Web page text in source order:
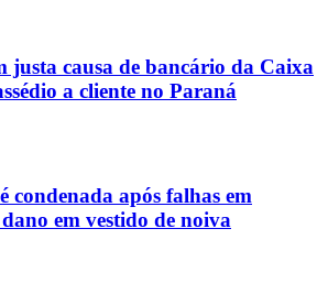
justa causa de bancário da Caixa
a cliente no Paraná
condenada após falhas em
em vestido de noiva